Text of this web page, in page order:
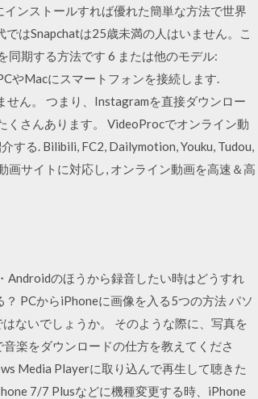
ンストールすれば優れた簡単な方法で世界
はSnapchatは25歳未満の人はいません。こ
期する方法です 6 または他のモデル:
やMacにスマートフォンを接続します.
ん。 つまり、Instagramを直接ダウンロー
くさんあります。 VideoProcでオンライン動
る. Bilibili, FC2, Dailymotion, Youku, Tudou,
画サイトに対応し, オンライン動画を高速＆高
Androidのほうから録音したい時はどうすれ
PCからiPhoneに画像を入る5つの方法 パソ
ないでしょうか。 そのような際に、写真を
楽をダウンロードの仕方を教えてくださ
Media Playerに取り込んで再生して聴きた
7/7 Plusなどに機種変更する時、iPhone